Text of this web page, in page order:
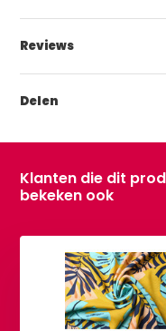
Reviews
Delen
Klanten die dit
bekeken ook